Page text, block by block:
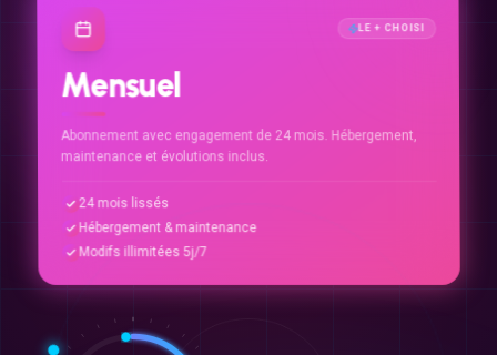
LE + CHOISI
Mensuel
Abonnement avec engagement de 24 mois. Hébergement,
maintenance et évolutions inclus.
24 mois lissés
Hébergement & maintenance
Modifs illimitées 5j/7